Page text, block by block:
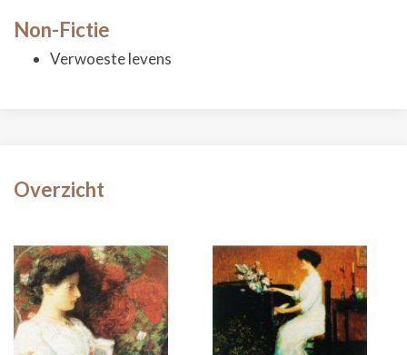
Non-Fictie
Verwoeste levens
Overzicht